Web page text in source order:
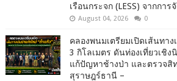
เรือนกระจก (LESS) จากกา
August 04, 2026 0
คลองพนมเตรียมเปิดเส้นทาง
3 กิโลเมตร ดันท่องเที่ยวเชิ
แก้ปัญหาช้างป่า และตรวจสิ
สุราษฎร์ธานี –